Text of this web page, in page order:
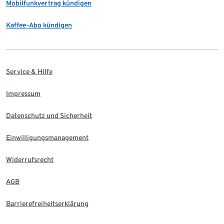
Mobilfunkvertrag kündigen
Kaffee-Abo kündigen
Service & Hilfe
Impressum
Datenschutz und Sicherheit
Einwilligungsmanagement
Widerrufsrecht
AGB
Barrierefreiheitserklärung